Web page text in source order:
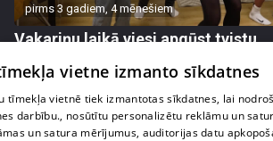
pirms 3 gadiem, 4 mēnešiem
Vakariņu laikā viesi apgūst tvistu
vietne izmanto sīkdatnes
tīmekļa vietnē tiek izmantotas sīkdatnes, lai
darbību., nosūtītu personalizētu reklāmu un
un satura mērījumus, auditorijas datu